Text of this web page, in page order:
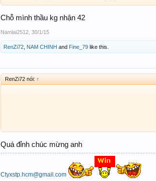
Chỗ mình thầu kg nhận 42
Namlai2512 30/1/15
RenZi72 NAM CHINH and Fine_79 like this.
RenZi72 nói: ↑
Quá đỉnh chúc mừng anh
Ctyxstp.hcm@gmail.com